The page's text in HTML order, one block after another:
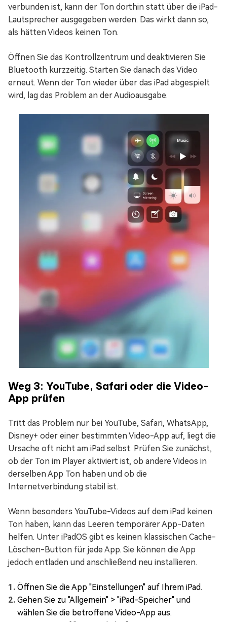
verbunden ist, kann der Ton dorthin statt über die iPad-
Lautsprecher ausgegeben werden. Das wirkt dann so,
als hätten Videos keinen Ton.
Öffnen Sie das Kontrollzentrum und deaktivieren Sie
Bluetooth kurzzeitig. Starten Sie danach das Video
erneut. Wenn der Ton wieder über das iPad abgespielt
wird, lag das Problem an der Audioausgabe.
Weg 3: YouTube, Safari oder die Video-
App prüfen
Tritt das Problem nur bei YouTube, Safari, WhatsApp,
Disney+ oder einer bestimmten Video-App auf, liegt die
Ursache oft nicht am iPad selbst. Prüfen Sie zunächst,
ob der Ton im Player aktiviert ist, ob andere Videos in
derselben App Ton haben und ob die
Internetverbindung stabil ist.
Wenn besonders YouTube-Videos auf dem iPad keinen
Ton haben, kann das Leeren temporärer App-Daten
helfen. Unter iPadOS gibt es keinen klassischen Cache-
Löschen-Button für jede App. Sie können die App
jedoch entladen und anschließend neu installieren.
Öffnen Sie die App "Einstellungen" auf Ihrem iPad.
Gehen Sie zu "Allgemein" > "iPad-Speicher" und
wählen Sie die betroffene Video-App aus.